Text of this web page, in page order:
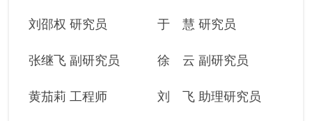
刘邵权 研究员 于 慧 研究员
张继飞 副研究员 徐 云 副研究员
黄茄莉 工程师 刘 飞 助理研究员